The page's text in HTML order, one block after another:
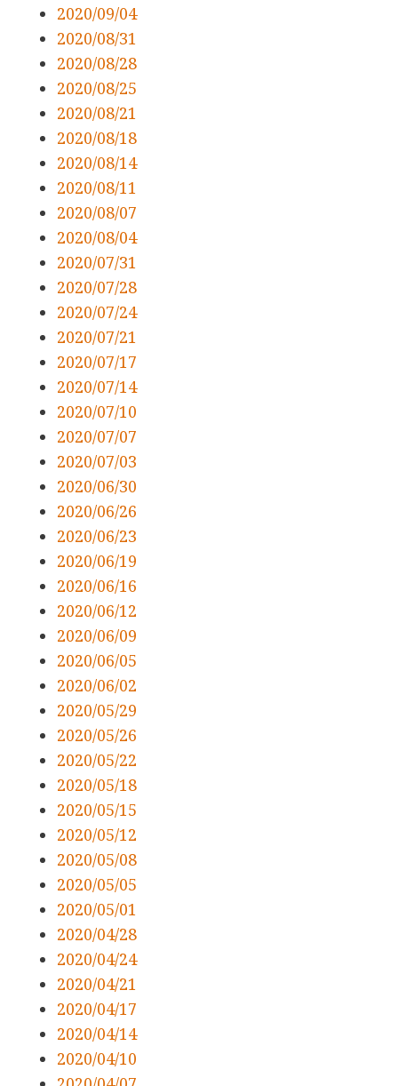
2020/09/04
2020/08/31
2020/08/28​
2020/08/25
2020/08/21
2020/08/18
2020/08/14
2020/08/11
2020/08/07
2020/08/04
2020/07/31
2020/07/28
2020/07/24
2020/07/21
2020/07/17
2020/07/14
2020/07/10
2020/07/07
2020/07/03
2020/06/30
2020/06/26
2020/06/23
2020/06/19
2020/06/16
2020/06/12
2020/06/09
2020/06/05
2020/06/02
2020/05/29
2020/05/26
2020/05/22
2020/05/18
2020/05/15
2020/05/12
2020/05/08
2020/05/05
2020/05/01
2020/04/28
2020/04/24
2020/04/21
2020/04/17
2020/04/14
2020/04/10